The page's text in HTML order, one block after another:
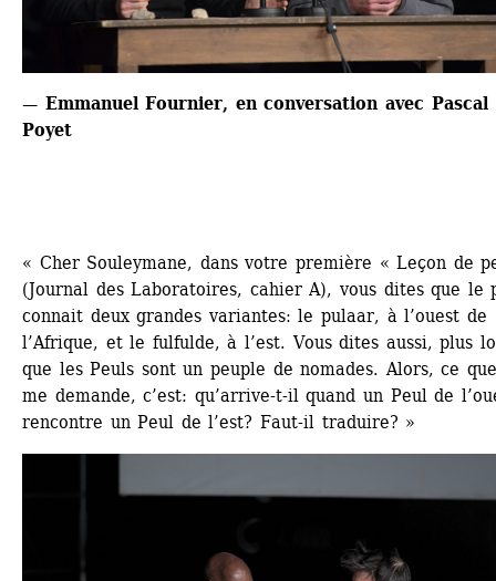
— Emmanuel Fournier, en conversation avec Pascal
Poyet
« Cher Souleymane, dans votre première « Leçon de
(Journal des Laboratoires, cahier A), vous dites que le
connait deux grandes variantes: le pulaar, à l’ouest de
l’Afrique, et le fulfulde, à l’est. Vous dites aussi, plus
que les Peuls sont un peuple de nomades. Alors, ce
me demande, c’est: qu’arrive-t-il quand un Peul de
rencontre un Peul de l’est? Faut-il traduire? »